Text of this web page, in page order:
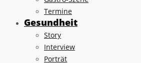
Termine
Gesundheit
Story
Interview
Porträt